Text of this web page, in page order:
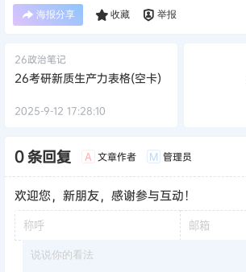
海报分享 收藏 举报
26政治笔记
26考研新质生产力表格(空卡)
2025-9-12 17:28:10
0 条回复 A 文章作者 M 管理员
欢迎您，新朋友，感谢参与互动！